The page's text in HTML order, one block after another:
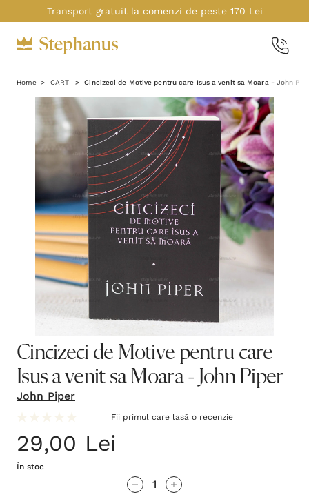
Transport gratuit la comenzi de peste 170 Lei
Home CARTI Cincizeci de Motive pentru care Isus a venit sa Moara - John
Cincizeci de Motive pentru care
Isus a venit sa Moara - John Piper
John Piper
Fii primul care lasă o recenzie
29,00 Lei
În stoc